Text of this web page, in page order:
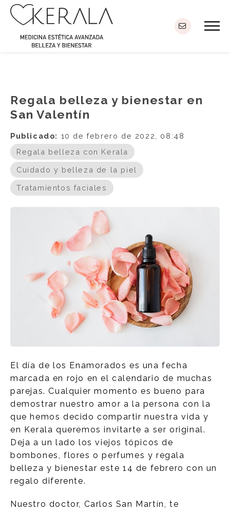
Regala belleza y bienestar en
San Valentín
Publicado: 10 de febrero de 2022, 08:48
Regala belleza con Kerala
Cuidado y belleza de la piel
Tratamientos faciales
El día de los Enamorados es una fecha
marcada en rojo en el calendario de muchas
parejas. Cualquier momento es bueno para
demostrar nuestro amor a la persona con la
que hemos decido compartir nuestra vida y
en Kerala queremos invitarte a ser original.
Deja a un lado los viejos tópicos de
bombones, flores o perfumes y regala
belleza y bienestar este 14 de febrero con un
regalo diferente.
Nuestro doctor, Carlos San Martín, te